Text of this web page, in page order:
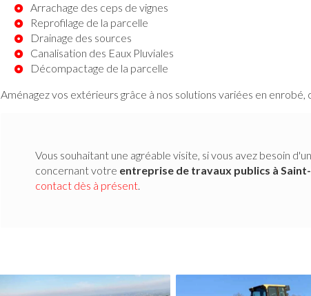
Arrachage des ceps de vignes
Reprofilage de la parcelle
Drainage des sources
Canalisation des Eaux Pluviales
Décompactage de la parcelle
Aménagez vos extérieurs grâce à nos solutions variées en enrobé,
Vous souhaitant une agréable visite, si vous avez besoin
concernant votre entreprise de travaux publics à
contact dès à présent.